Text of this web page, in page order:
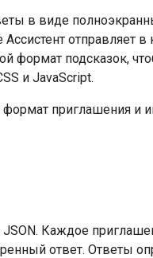
в виде
отправляет в
формат подсказок,
и JavaScript.
приглашения и
JSON. Каждое
ответ. Ответы